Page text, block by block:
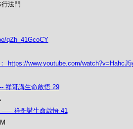
法門
qZh_41GcoCY
www.youtube.com/
祥哥講生命啟悟 29
祥哥講生命啟悟 41